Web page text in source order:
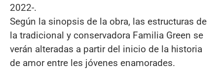
2022-.
Según la sinopsis de la obra, las estructuras de
la tradicional y conservadora Familia Green se
verán alteradas a partir del inicio de la historia
de amor entre les jóvenes enamorades.